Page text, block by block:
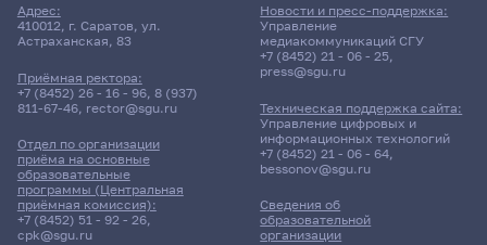
Адрес:
410012, г. Саратов, ул.
Астраханская, 83
Приёмная ректора:
+7 (8452) 26 - 16 - 96, 8 (937)
811-67-46, rector@sgu.ru
Отдел по организации
приёма на основные
образовательные
программы (Центральная
приёмная комиссия):
+7 (8452) 51 - 92 - 26,
cpk@sgu.ru
Сведения об
образовательной
организации
Новости и пресс-поддержка:
Управление
медиакоммуникаций СГУ
+7 (8452) 21 - 06 - 25,
press@sgu.ru
Техническая поддержка сайта:
Управление цифровых и
информационных технологий
+7 (8452) 21 - 06 - 64,
bessonov@sgu.ru